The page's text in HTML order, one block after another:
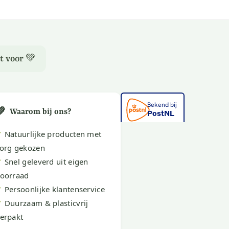
voor 💚
Waarom bij ons?
Natuurlijke producten met
gekozen
Snel geleverd uit eigen
Persoonlijke klantenservice
Duurzaam & plasticvrij